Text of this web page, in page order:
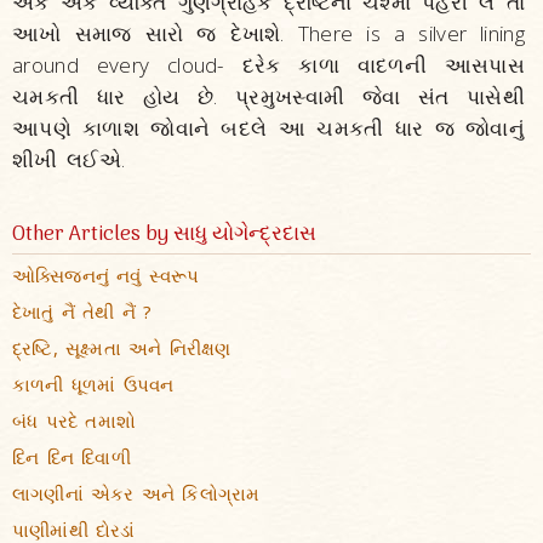
આખો સમાજ સારો જ દેખાશે. There is a silver lining
around every cloud- દરેક કાળા વાદળની આસપાસ
ચમકતી ધાર હોય છે. પ્રમુખસ્વામી જેવા સંત પાસેથી
આપણે કાળાશ જોવાને બદલે આ ચમકતી ધાર જ જોવાનું
શીખી લઈએ.
Other Articles by સાધુ યોગેન્દ્રદાસ
ઓક્સિજનનું નવું સ્વરૂપ
દેખાતું નૈં તેથી નૈં ?
દ્રષ્ટિ, સૂક્ષ્મતા અને નિરીક્ષણ
કાળની ધૂળમાં ઉપવન
બંધ પરદે તમાશો
દિન દિન દિવાળી
લાગણીનાં એકર અને કિલોગ્રામ
પાણીમાંથી દોરડાં